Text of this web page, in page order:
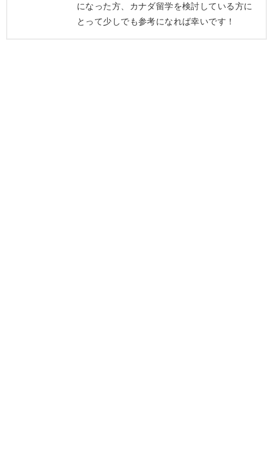
になった方、カナダ留学を検討している方に
とって少しでも参考になれば幸いです！